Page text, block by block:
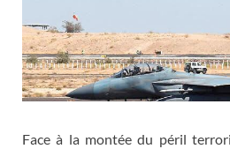
Face à la montée du péril